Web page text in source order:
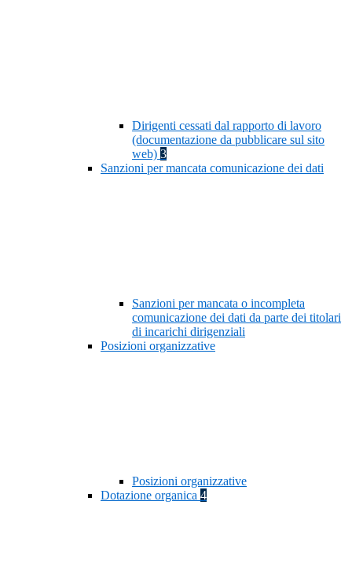
Dirigenti cessati dal rapporto di lavoro
(documentazione da pubblicare sul sito
web) 3
Sanzioni per mancata comunicazione dei dati
Sanzioni per mancata o incompleta
comunicazione dei dati da parte dei titolari
di incarichi dirigenziali
Posizioni organizzative
Posizioni organizzative
Dotazione organica 4